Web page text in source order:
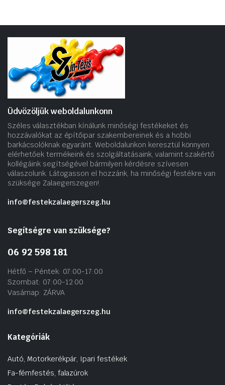
Üdvözöljük weboldalunkonn
Széles választékban kínálunk minőségi festékeket és
hozzávalókat az építőipar szakembereinek és a hobbi
barkácsolóknak egyaránt. Weboldalunkon keresztül könnyen
elérhetőek termékeink és szolgáltatásaink, valamint szakértő
kollégáink segítségével bármilyen kérdésre szívesen
válaszolunk. Látogasson el hozzánk, ha minőségi festékre van
szüksége Zalaegerszegen!.
info@festekzalaegerszeg.hu
Segítségre van szüksége?
06 92 598 181
Hétfő – Péntek: 07:00-17:00
Szombat: 07:00-12:00
Vasárnap: ZÁRVA
info@festekzalaegerszeg.hu
Kategóriák
Autó, Motorkerékpár, Ipari festékek
Fa-fémfestés, falazúrok